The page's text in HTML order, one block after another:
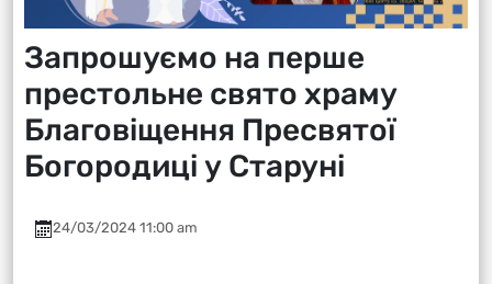
Запрошуємо на перше
престольне свято храму
Благовіщення Пресвятої
Богородиці у Старуні
24/03/2024 11:00 am